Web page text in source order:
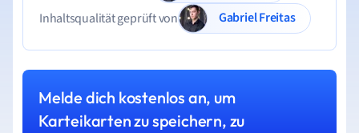
Inhaltsqualität geprüft von
Gabriel Freitas
Melde dich kostenlos an, um
Karteikarten zu speichern, zu